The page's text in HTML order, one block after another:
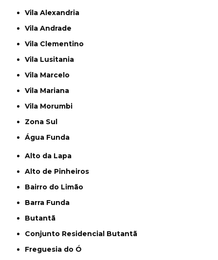
Vila Alexandria
Vila Andrade
Vila Clementino
Vila Lusitania
Vila Marcelo
Vila Mariana
Vila Morumbi
Zona Sul
Água Funda
Alto da Lapa
Alto de Pinheiros
Bairro do Limão
Barra Funda
Butantã
Conjunto Residencial Butantã
Freguesia do Ó